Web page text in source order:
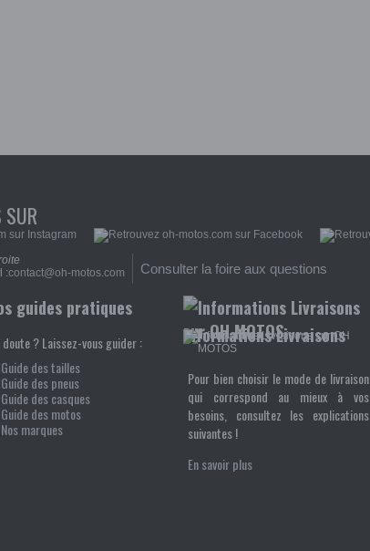
SUR
:contact@oh-motos.com Consulter la foire aux questions
guides pratiques
doute ? Laissez-vous guider :
Guide des tailles
Guide des pneus
Guide des casques
Guide des motos
Nos marques
Informations Livraisons
Pour bien choisir le mode de livraison
qui correspond au mieux à vos
besoins, consultez les explications
suivantes !
En savoir plus